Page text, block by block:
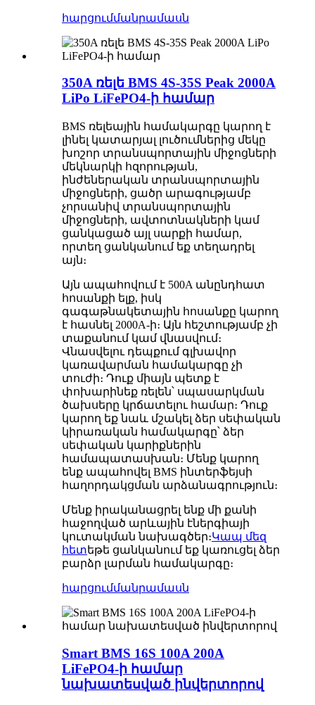
հարցումմանրամասն
350A ռելե BMS 4S-35S Peak 2000A
LiPo LiFePO4-ի համար
BMS ռելեային համակարգը կարող է
լինել կատարյալ լուծումներից մեկը
խոշոր տրանսպորտային միջոցների
մեկնարկի հզորության,
ինժեներական տրանսպորտային
միջոցների, ցածր արագությամբ
չորսանիվ տրանսպորտային
միջոցների, ավտոտնակների կամ
ցանկացած այլ սարքի համար,
որտեղ ցանկանում եք տեղադրել
այն։
Այն ապահովում է 500A անընդհատ
հոսանքի ելք, իսկ
գագաթնակետային հոսանքը կարող
է հասնել 2000A-ի։ Այն հեշտությամբ չի
տաքանում կամ վնասվում։
Վնասվելու դեպքում գլխավոր
կառավարման համակարգը չի
տուժի։ Դուք միայն պետք է
փոխարինեք ռելեն՝ սպասարկման
ծախսերը կրճատելու համար։ Դուք
կարող եք նաև մշակել ձեր սեփական
կիրառական համակարգը՝ ձեր
սեփական կարիքներին
համապատասխան։ Մենք կարող
ենք ապահովել BMS ինտերֆեյսի
հաղորդակցման արձանագրություն։
Մենք իրականացրել ենք մի քանի
հաջողված արևային էներգիայի
կուտակման նախագծեր։Կապ մեզ
հետեթե ցանկանում եք կառուցել ձեր
բարձր լարման համակարգը։
հարցումմանրամասն
Smart BMS 16S 100A 200A
LiFePO4-ի համար
նախատեսված ինվերտորով